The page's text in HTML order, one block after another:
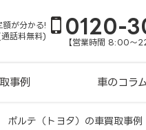
額が分かる!
話料無料)
0120-
【営業時間 8:00～
事例 車のコラ
ポルテ（トヨタ）の車買取事例